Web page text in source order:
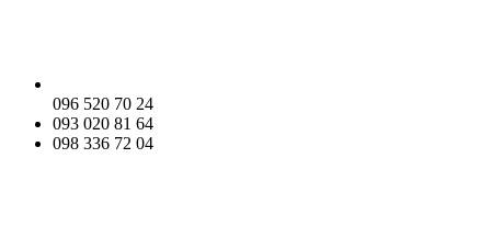
096 520 70 24
093 020 81 64
098 336 72 04